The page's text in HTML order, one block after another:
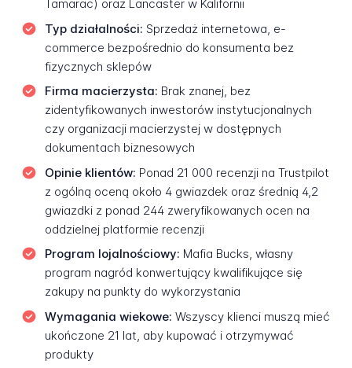
Tamarac) oraz Lancaster w Kalifornii
Typ działalności: Sprzedaż internetowa, e-
commerce bezpośrednio do konsumenta bez
fizycznych sklepów
Firma macierzysta: Brak znanej, bez
zidentyfikowanych inwestorów instytucjonalnych
czy organizacji macierzystej w dostępnych
dokumentach biznesowych
Opinie klientów: Ponad 21 000 recenzji na Trustpilot
z ogólną oceną około 4 gwiazdek oraz średnią 4,2
gwiazdki z ponad 244 zweryfikowanych ocen na
oddzielnej platformie recenzji
Program lojalnościowy: Mafia Bucks, własny
program nagród konwertujący kwalifikujące się
zakupy na punkty do wykorzystania
Wymagania wiekowe: Wszyscy klienci muszą mieć
ukończone 21 lat, aby kupować i otrzymywać
produkty